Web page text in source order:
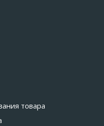
товара